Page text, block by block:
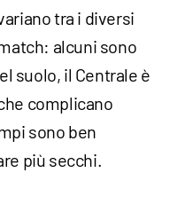
tra i diversi
alcuni sono
suolo, il Centrale è
complicano
sono ben
più secchi.